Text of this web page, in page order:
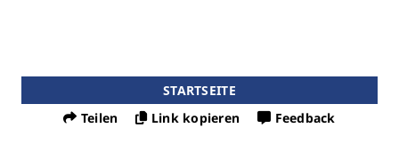
STARTSEITE
Teilen
Link kopieren Feedback